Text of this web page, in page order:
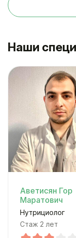
Наши
Аветисян Гор
Маратович
Нутрициолог
Стаж 2 лет